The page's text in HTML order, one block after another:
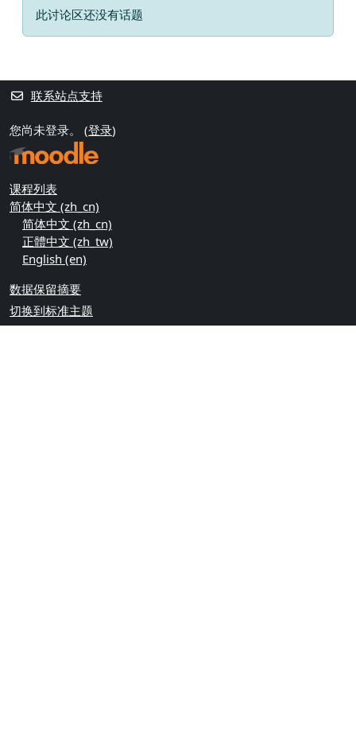
此讨论区还没有话题
联系站点支持
您尚未登录。 (登录)
课程列表
简体中文 ‎(zh_cn)‎
简体中文 ‎(zh_cn)‎
正體中文 ‎(zh_tw)‎
English ‎(en)‎
‎数据保留摘要‎
切换到标准主题